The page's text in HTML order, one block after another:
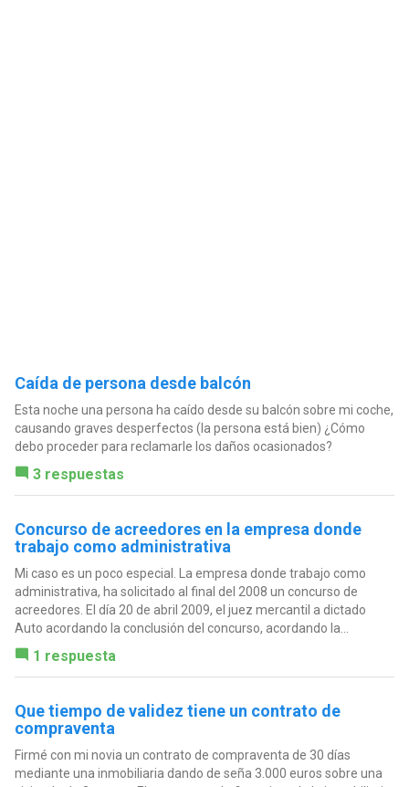
Caída de persona desde balcón
Esta noche una persona ha caído desde su balcón sobre mi coche,
causando graves desperfectos (la persona está bien) ¿Cómo
debo proceder para reclamarle los daños ocasionados?
3 respuestas
Concurso de acreedores en la empresa donde
trabajo como administrativa
Mi caso es un poco especial. La empresa donde trabajo como
administrativa, ha solicitado al final del 2008 un concurso de
acreedores. El día 20 de abril 2009, el juez mercantil a dictado
Auto acordando la conclusión del concurso, acordando la...
1 respuesta
Que tiempo de validez tiene un contrato de
compraventa
Firmé con mi novia un contrato de compraventa de 30 días
mediante una inmobiliaria dando de seña 3.000 euros sobre una